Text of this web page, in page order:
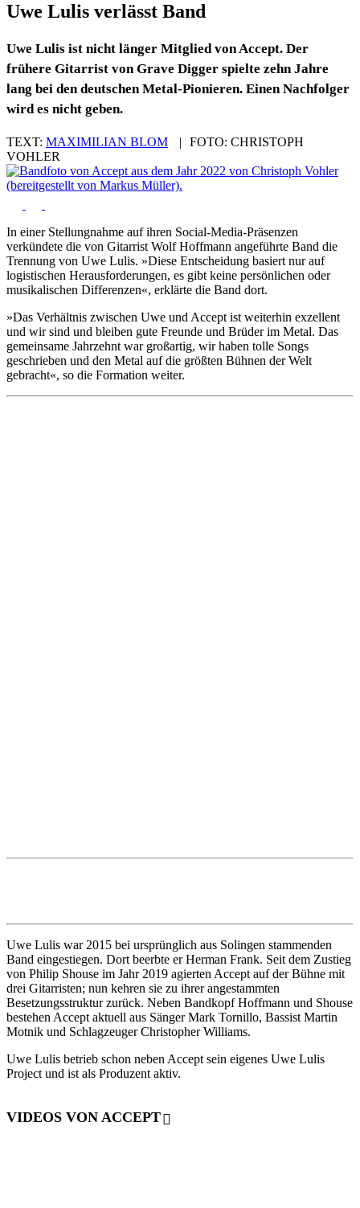
Uwe Lulis verlässt Band
Uwe Lulis ist nicht länger Mitglied von Accept. Der
frühere Gitarrist von Grave Digger spielte zehn Jahre
lang bei den deutschen Metal-Pionieren. Einen Nachfolger
wird es nicht geben.
TEXT: MAXIMILIAN BLOM | FOTO: CHRISTOPH
VOHLER
In einer Stellungnahme auf ihren Social-Media-Präsenzen
verkündete die von Gitarrist Wolf Hoffmann angeführte Band die
Trennung von Uwe Lulis. »Diese Entscheidung basiert nur auf
logistischen Herausforderungen, es gibt keine persönlichen oder
musikalischen Differenzen«, erklärte die Band dort.
»Das Verhältnis zwischen Uwe und Accept ist weiterhin exzellent
und wir sind und bleiben gute Freunde und Brüder im Metal. Das
gemeinsame Jahrzehnt war großartig, wir haben tolle Songs
geschrieben und den Metal auf die größten Bühnen der Welt
gebracht«, so die Formation weiter.
Uwe Lulis war 2015 bei ursprünglich aus Solingen stammenden
Band eingestiegen. Dort beerbte er Herman Frank. Seit dem Zustieg
von Philip Shouse im Jahr 2019 agierten Accept auf der Bühne mit
drei Gitarristen; nun kehren sie zu ihrer angestammten
Besetzungsstruktur zurück. Neben Bandkopf Hoffmann und Shouse
bestehen Accept aktuell aus Sänger Mark Tornillo, Bassist Martin
Motnik und Schlagzeuger Christopher Williams.
Uwe Lulis betrieb schon neben Accept sein eigenes Uwe Lulis
Project und ist als Produzent aktiv.
VIDEOS VON ACCEPT